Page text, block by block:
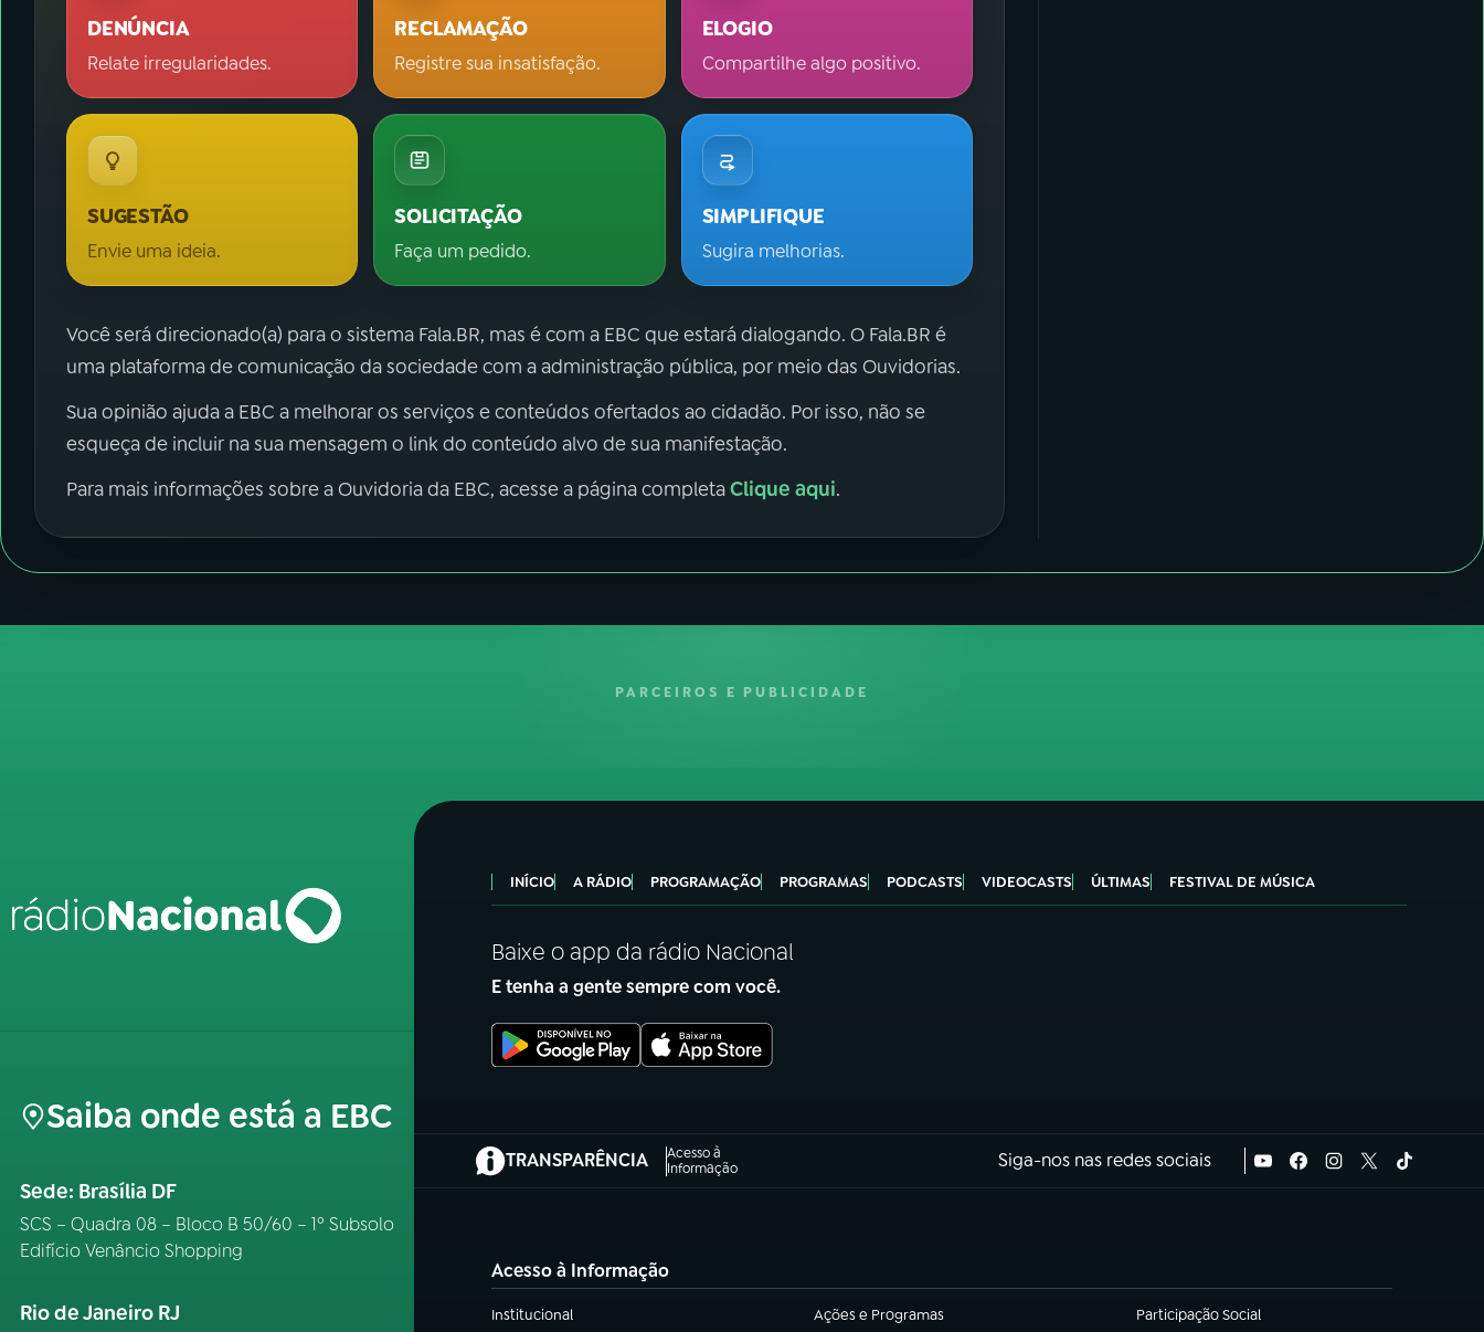
DENÚNCIA
Relate irregularidades.
RECLAMAÇÃO
Registre sua insatisfação.
ELOGIO
Compartilhe algo positivo.
SUGESTÃO
Envie uma ideia.
SOLICITAÇÃO
Faça um pedido.
SIMPLIFIQUE
Sugira melhorias.
Você será direcionado(a) para o sistema Fala.BR, mas é com a EBC que estará dialogando. O Fala.BR é
uma plataforma de comunicação da sociedade com a administração pública, por meio das Ouvidorias.
Sua opinião ajuda a EBC a melhorar os serviços e conteúdos ofertados ao cidadão. Por isso, não se
esqueça de incluir na sua mensagem o link do conteúdo alvo de sua manifestação.
Para mais informações sobre a Ouvidoria da EBC, acesse a página completaClique aqui.
PARCEIROS E PUBLICIDADE
Saiba onde está a EBC
Sede: Brasília DF
SCS – Quadra 08 – Bloco B 50/60 – 1º Subsolo
Edifício Venâncio Shopping
Rio de Janeiro RJ
INÍCIO A RÁDIO PROGRAMAÇÃO PROGRAMAS PODCASTS VIDEOCASTS ÚLTIMAS FESTIVAL DE MÚSICA
Baixe o app da rádio Nacional
E tenha a gente sempre com você.
TRANSPARÊNCIA
Acesso à
Informação
(abre em nova aba) Siga-nos nas redes sociais
Acesso à Informação
Institucional
(abre em nova aba) Ações e Programas
(abre em nova aba) Participação Social
(abre em nova aba)